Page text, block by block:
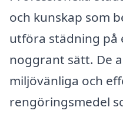
och kunskap som
utföra städning på
noggrant sätt. De
miljövänliga och
rengöringsmedel